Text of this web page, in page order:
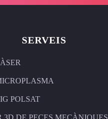
SERVEIS
POLSAT
3D DE PECES MECÀNIQUES